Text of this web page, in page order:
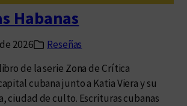
Habanas
2026
Reseñas
de la serie Zona de Crítica
cubana junto a Katia Viera y su
ciudad de culto. Escrituras cubanas